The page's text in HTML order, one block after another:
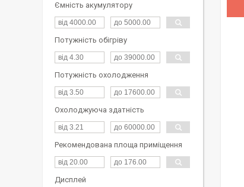
Ємність акумулятору
Потужність обігріву
Потужність охолодження
Охолоджуюча здатність
Рекомендована площа приміщення
Дисплей